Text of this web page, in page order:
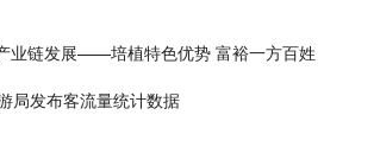
业链发展——培植特色优势 富裕一方百姓
局发布客流量统计数据